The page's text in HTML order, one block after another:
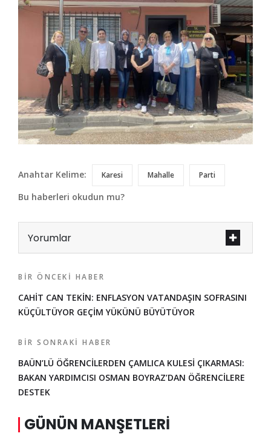
Anahtar Kelime: Karesi Mahalle Parti
Bu haberleri okudun mu?
Yorumlar
BIR ÖNCEKI HABER
CAHİT CAN TEKİN: ENFLASYON VATANDAŞIN SOFRASINI
KÜÇÜLTÜYOR GEÇİM YÜKÜNÜ BÜYÜTÜYOR
BIR SONRAKI HABER
BAÜN’LÜ ÖĞRENCİLERDEN ÇAMLICA KULESİ ÇIKARMASI:
BAKAN YARDIMCISI OSMAN BOYRAZ’DAN ÖĞRENCİLERE
DESTEK
GÜNÜN MANŞETLERI